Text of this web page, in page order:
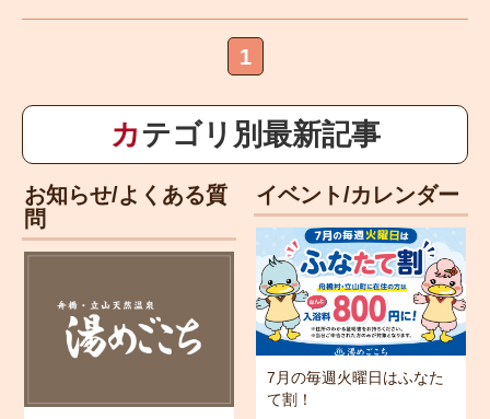
1
カテゴリ別最新記事
お知らせ/よくある質
問
イベント/カレンダー
7月の毎週火曜日はふなた
て割！